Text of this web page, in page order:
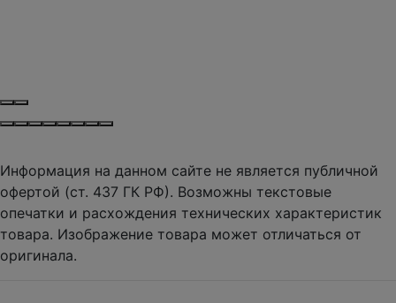
Информация на данном сайте не является публичной
офертой (ст. 437 ГК РФ). Возможны текстовые
опечатки и расхождения технических характеристик
товара. Изображение товара может отличаться от
оригинала.